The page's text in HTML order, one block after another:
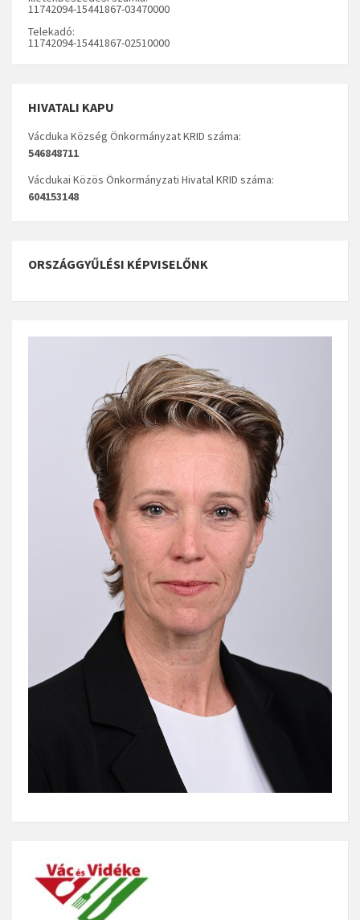
11742094-15441867-03470000
Telekadó:
11742094-15441867-02510000
HIVATALI KAPU
Vácduka Község Önkormányzat KRID száma:
546848711
Vácdukai Közös Önkormányzati Hivatal KRID száma:
604153148
ORSZÁGGYŰLÉSI KÉPVISELŐNK